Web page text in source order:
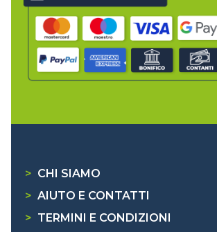
> CHI SIAMO
> AIUTO E CONTATTI
> TERMINI E CONDIZIONI